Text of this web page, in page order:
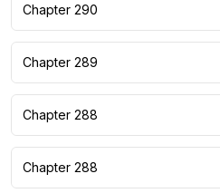
Chapter 290
Chapter 289
Chapter 288
Chapter 288